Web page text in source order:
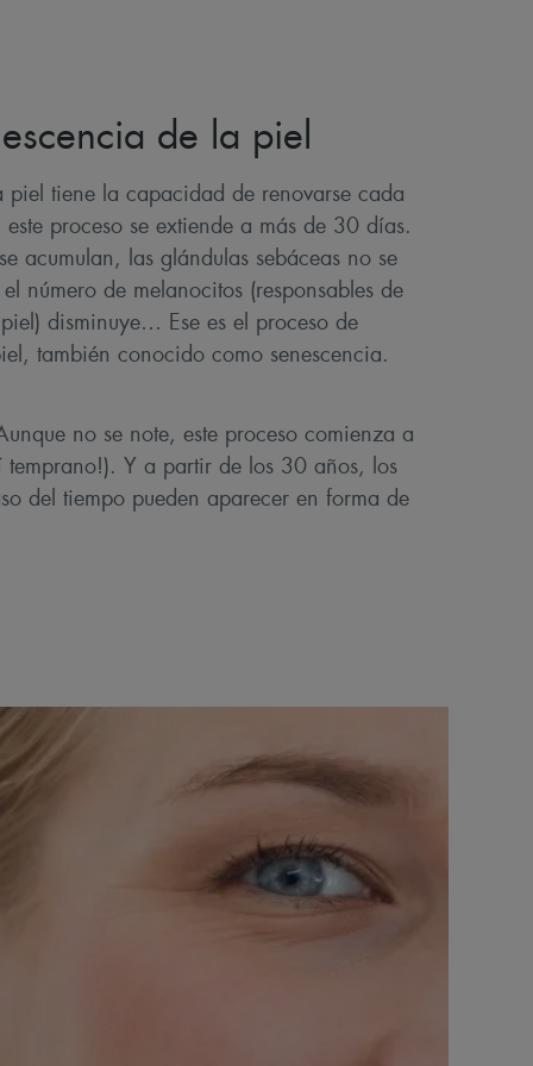
de la piel
piel tiene la capacidad de renovarse cada
proceso se extiende a más de 30 días.
acumulan, las glándulas sebáceas no se
número de melanocitos (responsables de
disminuye… Ese es el proceso de
también conocido como senescencia.
no se note, este proceso comienza a
temprano!). Y a partir de los 30 años, los
del tiempo pueden aparecer en forma de